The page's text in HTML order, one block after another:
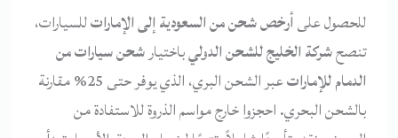
للحصول علىأرخص شحن من السعودية إلى الإماراتللسيارات،
تنصحشركة الخليج للشحن الدوليباختيارشحن سيارات من
الدمام للإمارات
عبر الشحن البري، الذي يوفر حتى 25% مقارنة
بالشحن البحري. احجزوا خارج مواسم الذروة للاستفادة من